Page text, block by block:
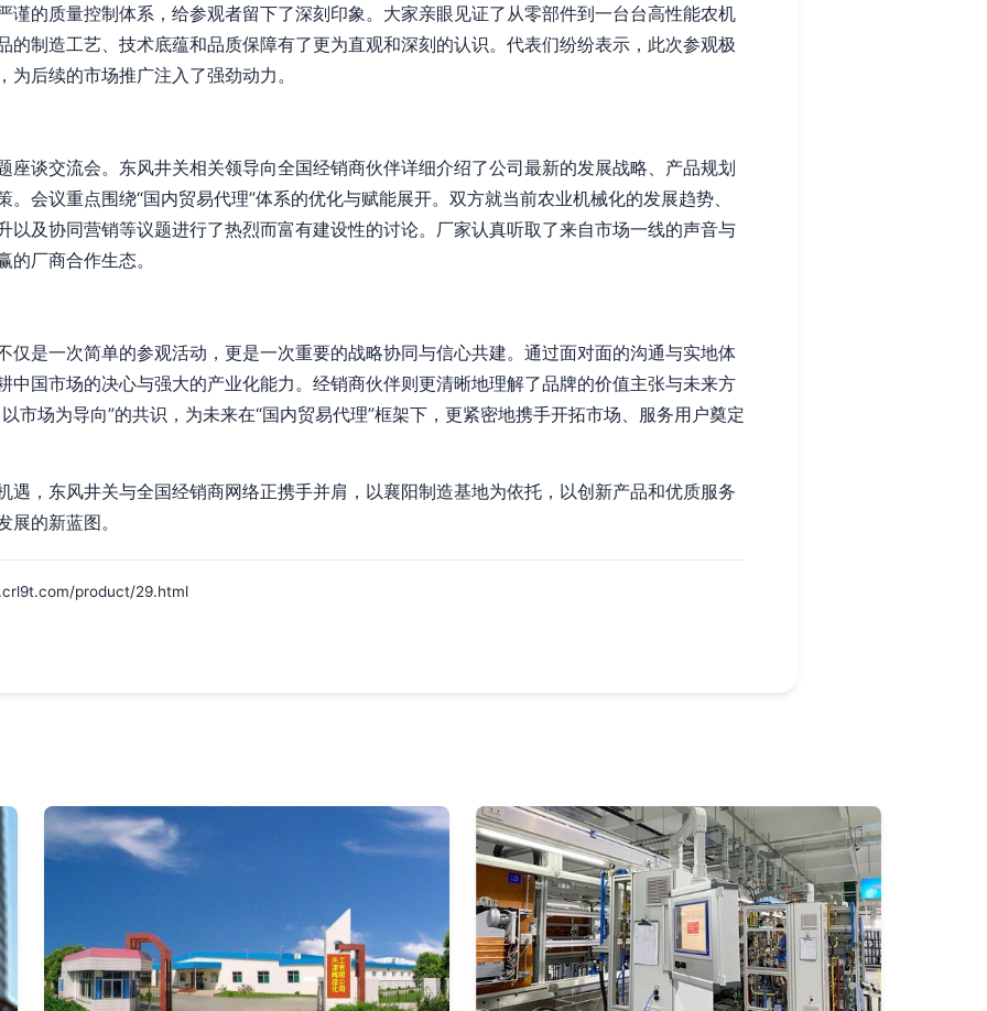
谨的质量控制体系，给参观者留下了深刻印象。大家亲眼见证了从零部件到一台台高性能农机
的制造工艺、技术底蕴和品质保障有了更为直观和深刻的认识。代表们纷纷表示，此次参观极
后续的市场推广注入了强劲动力。
座谈交流会。东风井关相关领导向全国经销商伙伴详细介绍了公司最新的发展战略、产品规划
会议重点围绕“国内贸易代理”体系的优化与赋能展开。双方就当前农业机械化的发展趋势、
以及协同营销等议题进行了热烈而富有建设性的讨论。厂家认真听取了来自市场一线的声音与
厂商合作生态。
仅是一次简单的参观活动，更是一次重要的战略协同与信心共建。通过面对面的沟通与实地体
中国市场的决心与强大的产业化能力。经销商伙伴则更清晰地理解了品牌的价值主张与未来方
市场为导向”的共识，为未来在“国内贸易代理”框架下，更紧密地携手开拓市场、服务用户奠定
遇，东风井关与全国经销商网络正携手并肩，以襄阳制造基地为依托，以创新产品和优质服务
的新蓝图。
product/29.html